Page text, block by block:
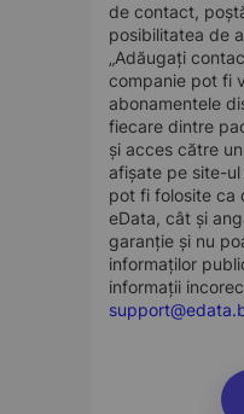
de contact,
posibilitatea de
„Adăugați
companie pot fi
abonamentele
fiecare dintre
și acces către
afișate pe site-
pot fi folosite ca
eData, cât și
garanție și nu
informaților
informații